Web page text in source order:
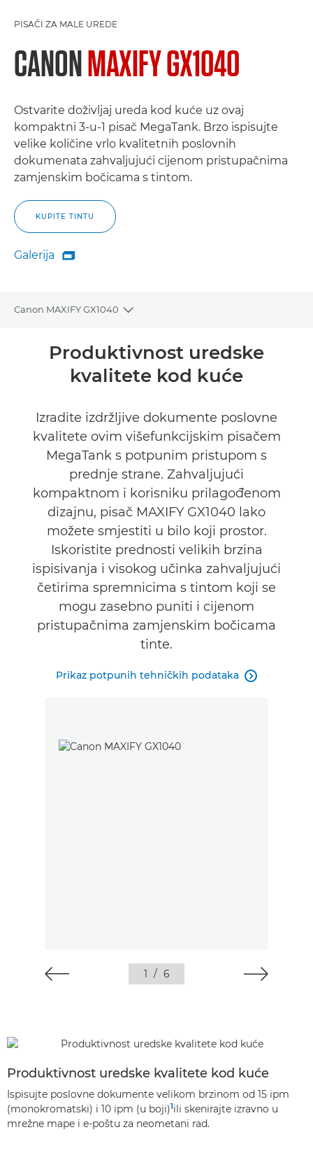
PISAČI ZA MALE UREDE
CANONMAXIFY GX1040
Ostvarite doživljaj ureda kod kuće uz ovaj
kompaktni 3-u-1 pisač MegaTank. Brzo ispisujte
velike količine vrlo kvalitetnih poslovnih
dokumenata zahvaljujući cijenom pristupačnima
zamjenskim bočicama s tintom.
KUPITE TINTU
Galerija
Galerija

Canon MAXIFY GX1040
Toggle breadcrumbs
Tehnički podaci
Podrška
KUPITE TINTU
Produktivnost uredske
kvalitete kod kuće
Izradite izdržljive dokumente poslovne
kvalitete ovim višefunkcijskim pisačem
MegaTank s potpunim pristupom s
prednje strane. Zahvaljujući
kompaktnom i korisniku prilagođenom
dizajnu, pisač MAXIFY GX1040 lako
možete smjestiti u bilo koji prostor.
Iskoristite prednosti velikih brzina
ispisivanja i visokog učinka zahvaljujući
četirima spremnicima s tintom koji se
mogu zasebno puniti i cijenom
pristupačnima zamjenskim bočicama
tinte.
Prikaz potpunih tehničkih podataka 
1 / 6
Produktivnost uredske kvalitete kod kuće
Ispisujte poslovne dokumente velikom brzinom od 15 ipm
(monokromatski) i 10 ipm (u boji)1ili skenirajte izravno u
mrežne mape i e-poštu za neometani rad.